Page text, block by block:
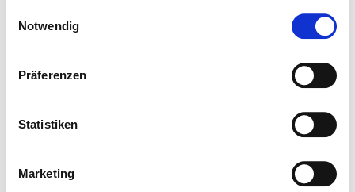
Notwendig
Präferenzen
Statistiken
Marketing